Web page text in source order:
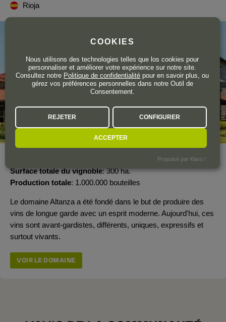
Rioja
Surface totale du vignoble 300 ha.
Production totale 1.000.000 bouteilles
Le domaine Altanza a été fondé dans le but de produire des
vins de longue garde avec un esprit moderne. Aujourd'hui, ces
vins sont avant-gardistes, différents, uniques, expressifs et
surtout vivants.
VOIR LE DOMAINE
COOKIES
Nous utilisons des technologies telles que los cookies pour
personnaliser et améliorer votre expérience sur notre site.
Consultez notre Politique de confidentialité pour en savoir plus, ou
gérez vos préférences personnelles dans notre Outil de
Consentement.
REJETER CONFIGURER
ACCEPTER
Propulsé par Klaro !